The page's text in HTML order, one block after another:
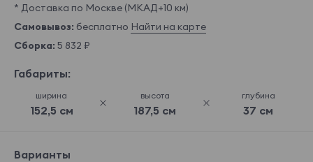
* Доставка по Москве (МКАД+10 км)
Самовывоз: бесплатно Найти на карте
Сборка: 5 832 ₽
Габариты:
ширина
152,5 см
высота
187,5 см
глубина
37 см
Варианты